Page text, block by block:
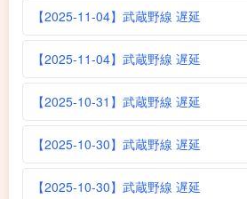
【2025-11-04】武蔵野線 遅延
【2025-11-04】武蔵野線 遅延
【2025-10-31】武蔵野線 遅延
【2025-10-30】武蔵野線 遅延
【2025-10-30】武蔵野線 遅延